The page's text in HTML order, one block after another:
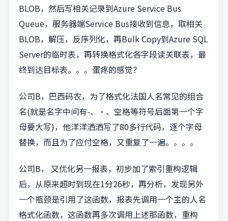
BLOB，然后写相关记录到Azure Service Bus
Queue，服务器端Service Bus接收到信息，取相关
BLOB，解压，反序列化，再Bulk Copy到Azure SQL
Server的临时表，再转换格式化各字段读关联表，最
终到达目标表。。。蛋疼的感觉？
公司B，巴西码农，为了格式化法国人名常见的组合
名(就是名字中间有-、·、空格等符号后面第一个字
母要大写)，他洋洋洒洒写了80多行代码，逐个字母
替换，而且为了应付空格，又重复了一遍。。。。
公司B， 又优化另一报表，初步加了索引重构逻辑
后，从原来超时到现在1分26秒，再分析，发现另外
一个瓶颈是引用了这函数，报表先调用一个主的人名
格式化函数，这函数再多次调用上述那函数，重构